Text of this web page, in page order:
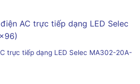
trực tiếp dạng LED Selec MA302-20A-